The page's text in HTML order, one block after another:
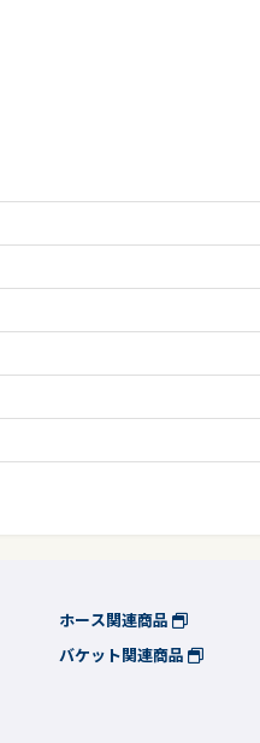
ホース関連商品
バケット関連商品